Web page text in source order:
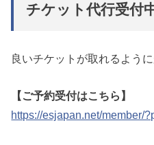
チケット代行受付
良いチケットが取れるよう
【ご予約受付はこちら】
https://esjapan.net/member/